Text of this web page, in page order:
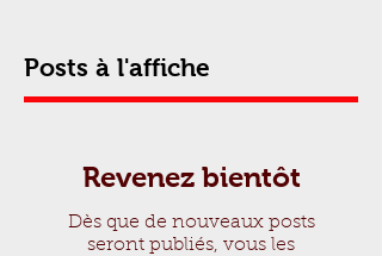
Posts à l'affiche
Revenez bientôt
Dès que de nouveaux posts
seront publiés, vous les